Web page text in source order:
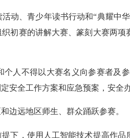
、青少年读书行动和“典耀中
初赛的讲解大赛、篆刻大赛两
不得以大赛名义向参赛者及
安全工作方案和应急预案，安全办
远地区师生、群众踊跃参赛。
，使用人工智能技术提高作品